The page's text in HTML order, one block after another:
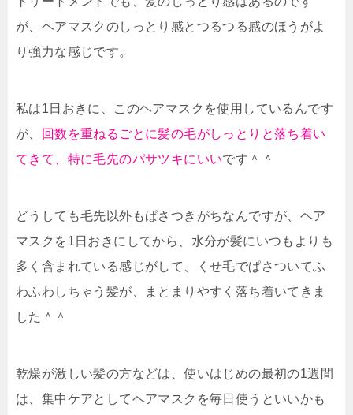
が、ヘアマスクのしっとり感とつるつる感のほうがよ
り強力な感じです。
私は1日おきに、このヘアマスクを使用しているんです
が、
回数を重ねるごとに髪の毛がしっとりと落ち着い
てきて、特に毛先のパサツキにいいです＾＾
どうしても毛先以外もぱさつきがちなんですが、ヘア
マスクを1日おきにしてから、水分が髪にいつもよりも
多く含まれている感じがして、くせ毛でぱさついてふ
わふわしちゃう髪が、まとまりやすく落ち着いてきま
した＾＾
乾燥が激しい髪の方などは、使いはじめの最初の1週間
は、集中ケアとしてヘアマスクを毎日使うといいかも